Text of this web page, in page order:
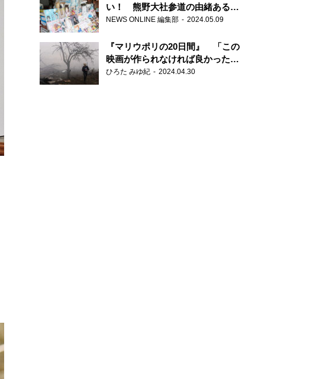
い！ 熊野大社参道の由緒ある書
店・三代目の強い思い
NEWS ONLINE 編集部 2024.05.09
『マリウポリの20日間』 「この
映画が作られなければ良かった」
と語る監督
ひろた みゆ紀 2024.04.30